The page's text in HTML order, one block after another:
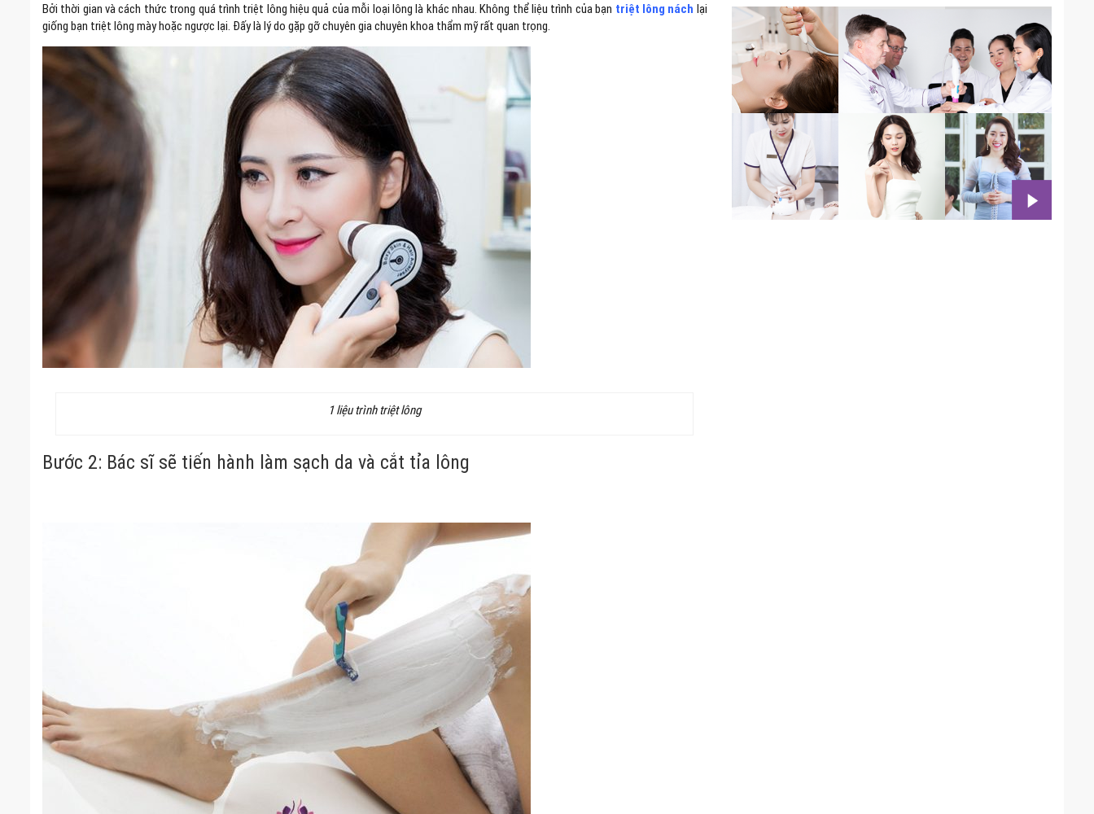
Bởi thời gian và cách thức trong quá trình triệt lông hiệu quả của mỗi loại lông là khác nhau. Không thể liệu trình của bạn triệt lông nách lại
giống bạn triệt lông mày hoặc ngược lại. Đấy là lý do gặp gỡ chuyên gia chuyên khoa thẩm mỹ rất quan trọng.
1 liệu trình triệt lông
Bước 2: Bác sĩ sẽ tiến hành làm sạch da và cắt tỉa lông